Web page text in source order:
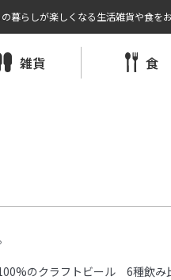
暮らしが楽しくなる生活雑貨や食を
雑貨 食
のクラフトビール 6種飲み